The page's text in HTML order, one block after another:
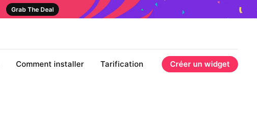
Grab The Deal
Comment installer Tarification Créer un widget